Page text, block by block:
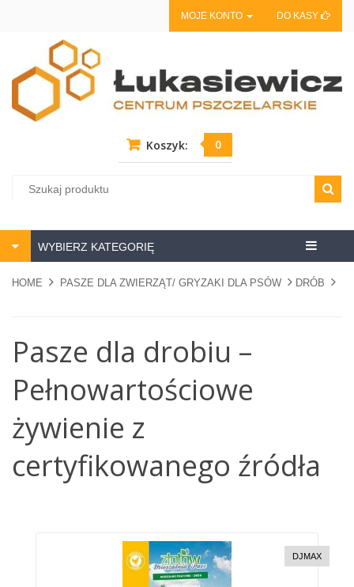
MOJE KONTO DO KASY
Koszyk: 0
Centrum
WYBIERZ KATEGORIĘ
HOME PASZE DLA ZWIERZĄT/ GRYZAKI DLA PSÓW DRÓB
Pasze dla drobiu –
Pełnowartościowe
żywienie z
certyfikowanego źródła
DJMAX